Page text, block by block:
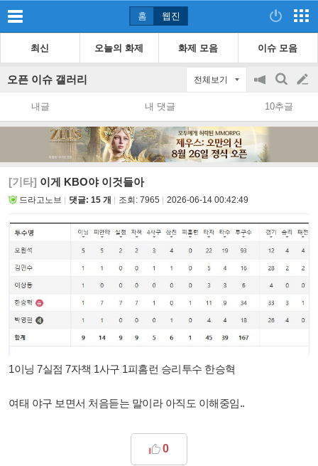
홈 웹진
최신 오늘의 화제 화제 모음 이슈 모음
오픈 이슈 갤러리 전체보기
공
지
on/off
검
색
글
쓰
내글 내 댓글 10추글
[기타] 이게 KBO야 이것들아
드라고노브 댓글: 15 개 조회: 7965 2026-06-14 00:42:49
1이닝 7실점 7자책 1사구 1피홈런 승리투수 한승혁
여태 야구 보면서 처음듣는 말이라 아직도 이해중임..
0